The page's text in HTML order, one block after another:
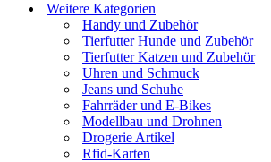
Weitere Kategorien
Handy und Zubehör
Tierfutter Hunde und Zubehör
Tierfutter Katzen und Zubehör
Uhren und Schmuck
Jeans und Schuhe
Fahrräder und E-Bikes
Modellbau und Drohnen
Drogerie Artikel
Rfid-Karten